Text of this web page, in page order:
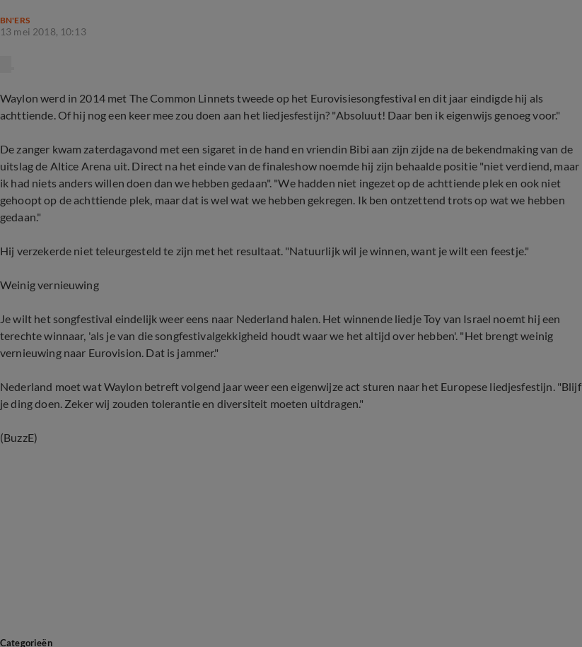
BN'ERS
13 mei 2018, 10:13
Waylon werd in 2014 met The Common Linnets tweede op het Eurovisiesongfestival en dit jaar eindigde hij als
achttiende. Of hij nog een keer mee zou doen aan het liedjesfestijn? "Absoluut! Daar ben ik eigenwijs genoeg voor."
De zanger kwam zaterdagavond met een sigaret in de hand en vriendin Bibi aan zijn zijde na de bekendmaking van de
uitslag de Altice Arena uit. Direct na het einde van de finaleshow noemde hij zijn behaalde positie "niet verdiend, maar
ik had niets anders willen doen dan we hebben gedaan". "We hadden niet ingezet op de achttiende plek en ook niet
gehoopt op de achttiende plek, maar dat is wel wat we hebben gekregen. Ik ben ontzettend trots op wat we hebben
gedaan."
Hij verzekerde niet teleurgesteld te zijn met het resultaat. "Natuurlijk wil je winnen, want je wilt een feestje."
Weinig vernieuwing
Je wilt het songfestival eindelijk weer eens naar Nederland halen. Het winnende liedje Toy van Israel noemt hij een
terechte winnaar, 'als je van die songfestivalgekkigheid houdt waar we het altijd over hebben'. "Het brengt weinig
vernieuwing naar Eurovision. Dat is jammer."
Nederland moet wat Waylon betreft volgend jaar weer een eigenwijze act sturen naar het Europese liedjesfestijn. "Blijf
je ding doen. Zeker wij zouden tolerantie en diversiteit moeten uitdragen."
(BuzzE)
Categorieën